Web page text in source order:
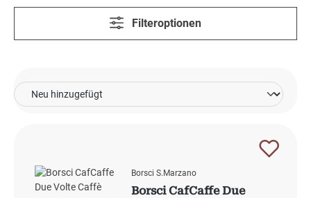
Filteroptionen
Borsci S.Marzano
Borsci CafCaffe Due